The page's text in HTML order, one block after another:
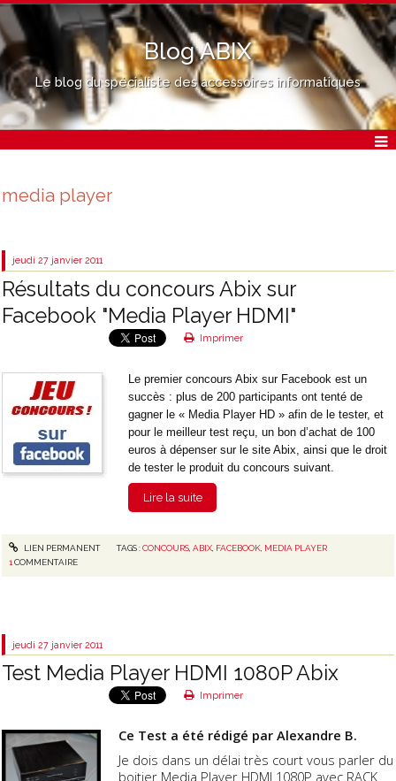
Blog ABIX
Le blog du spécialiste des accessoires informatiques
media player
jeudi 27 janvier 2011
Résultats du concours Abix sur
Facebook "Media Player HDMI"
Imprimer
Le premier concours Abix sur Facebook est un
succès : plus de 200 participants ont tenté de
gagner le « Media Player HD » afin de le tester, et
pour le meilleur test reçu, un bon d’achat de 100
euros à dépenser sur le site Abix, ainsi que le droit
de tester le produit du concours suivant.
Lire la suite
LIEN PERMANENT TAGS :CONCOURS, ABIX, FACEBOOK, MEDIA PLAYER
1COMMENTAIRE
jeudi 27 janvier 2011
Test Media Player HDMI 1080P Abix
Imprimer
Ce Test a été rédigé par Alexandre B.
Je dois dans un délai très court vous parler du
boitier Media Player HDMI 1080P avec RACK